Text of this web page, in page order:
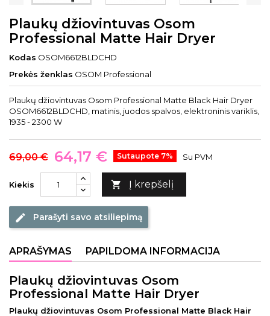
Plaukų džiovintuvas Osom
Professional Matte Hair Dryer
Kodas OSOM6612BLDCHD
Prekės ženklas OSOM Professional
Plaukų džiovintuvas Osom Professional Matte Black Hair Dryer
OSOM6612BLDCHD, matinis, juodos spalvos, elektroninis variklis,
1935 - 2300 W
69,00 € 64,17 € Sutaupote 7% Su PVM
Kiekis  Į krepšelį
edit Parašyti savo atsiliepimą
APRAŠYMAS PAPILDOMA INFORMACIJA
Plaukų džiovintuvas Osom
Professional Matte Hair Dryer
Plaukų džiovintuvas Osom Professional Matte Black Hair